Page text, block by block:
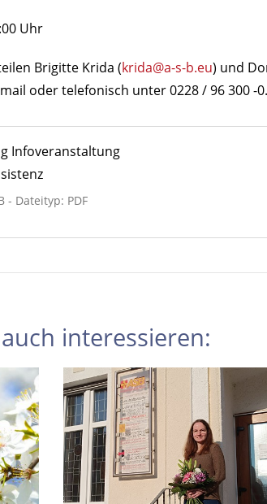
Uhr
Brigitte Krida (krida@a-s-b.eu) und
oder telefonisch unter 0228 / 96 300 -0.
Infoveranstaltung
- Dateityp: PDF
interessieren: